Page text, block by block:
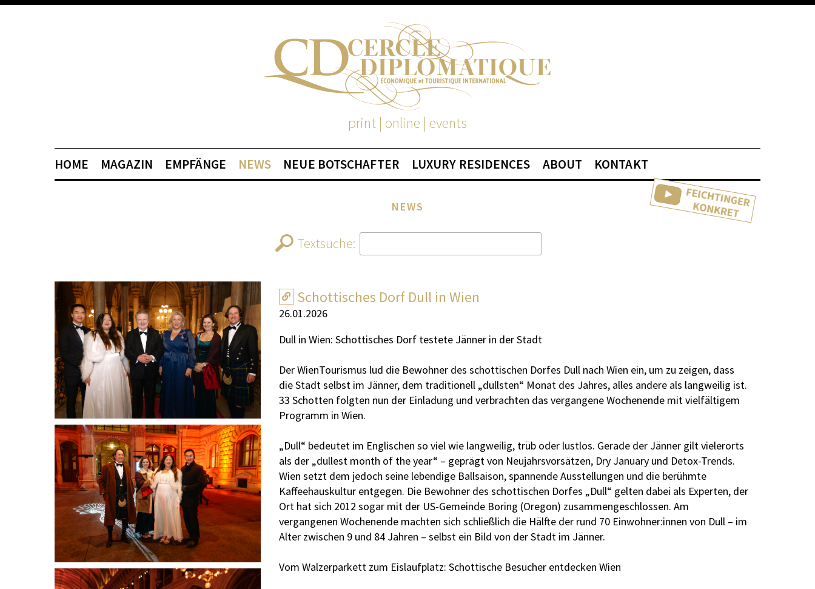
print | online | events
HOME MAGAZIN EMPFÄNGE NEWS NEUE BOTSCHAFTER LUXURY RESIDENCES ABOUT KONTAKT
NEWS
Textsuche:
Schottisches Dorf Dull in Wien
26.01.2026
Dull in Wien: Schottisches Dorf testete Jänner in der Stadt
Der WienTourismus lud die Bewohner des schottischen Dorfes Dull nach Wien ein, um zu zeigen, dass
die Stadt selbst im Jänner, dem traditionell „dullsten“ Monat des Jahres, alles andere als langweilig ist.
33 Schotten folgten nun der Einladung und verbrachten das vergangene Wochenende mit vielfältigem
Programm in Wien.
„Dull“ bedeutet im Englischen so viel wie langweilig, trüb oder lustlos. Gerade der Jänner gilt vielerorts
als der „dullest month of the year“ – geprägt von Neujahrsvorsätzen, Dry January und Detox-Trends.
Wien setzt dem jedoch seine lebendige Ballsaison, spannende Ausstellungen und die berühmte
Kaffeehauskultur entgegen. Die Bewohner des schottischen Dorfes „Dull“ gelten dabei als Experten, der
Ort hat sich 2012 sogar mit der US-Gemeinde Boring (Oregon) zusammengeschlossen. Am
vergangenen Wochenende machten sich schließlich die Hälfte der rund 70 Einwohner:innen von Dull – im
Alter zwischen 9 und 84 Jahren – selbst ein Bild von der Stadt im Jänner.
Vom Walzerparkett zum Eislaufplatz: Schottische Besucher entdecken Wien